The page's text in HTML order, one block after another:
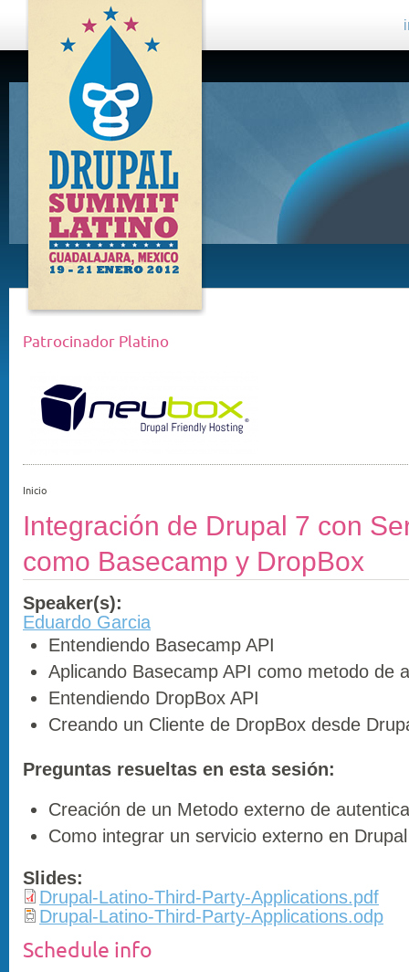
DRUPAL
SUMMIT
LATINO,
GUADALAJARA
2012
Patrocinador Platino
Inicio
Integración de Drupal 7 con
como Basecamp y DropBox
Speaker(s):
Eduardo Garcia
Entendiendo Basecamp API
Aplicando Basecamp API como metodo de
Entendiendo DropBox API
Creando un Cliente de DropBox desde
Preguntas resueltas en esta sesión:
Creación de un Metodo externo de
Como integrar un servicio externo en
Slides:
Drupal-Latino-Third-Party-Applications.pdf
Drupal-Latino-Third-Party-Applications.odp
Schedule info